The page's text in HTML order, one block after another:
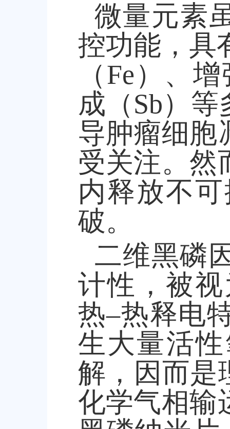
微量元素
控功能，具
（Fe ）、
成（Sb）等
导肿瘤细胞
受关注。然
内释放不
破。
二维黑磷
计性，被
热–热释电
生大量活
解，因而是
化学气相输